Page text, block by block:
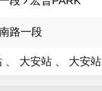
路一段
大安站 大安站